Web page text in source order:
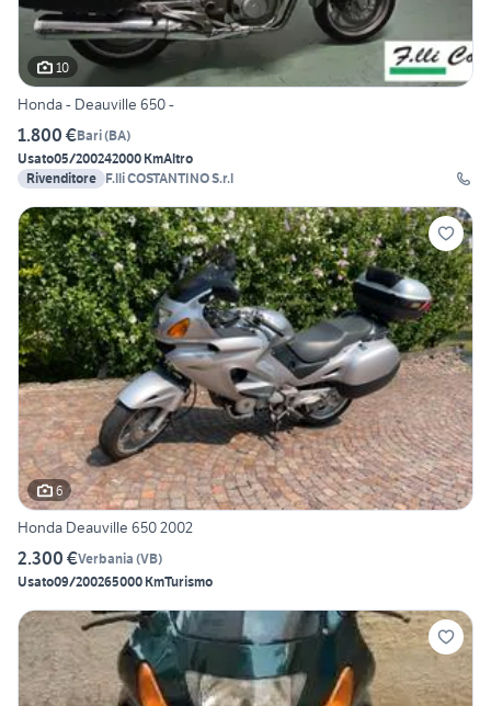
10
Honda - Deauville 650 -
1.800 €Bari(BA)
Usato05/200242000 KmAltro
Rivenditore F.lli COSTANTINO S.r.l
6
Honda Deauville 650 2002
2.300 €Verbania (VB)
Usato09/200265000 KmTurismo